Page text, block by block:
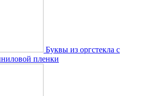
Буквы из оргстекла с
пленки